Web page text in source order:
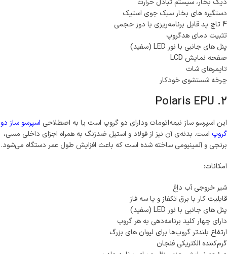
دستگیره های بخار سبک جوی استیک
4 تاچ پد قابل برنامه‌ریزی با دوز حجمی
تثبیت دمای هدگروپ
پنل های جانبی با نور LED (سفید)
صفحه نمایش LCD
تایمرهای شات
چرخه شستشوی خودکار
2. Polaris EPU
این اسپرسو ساز نیمه‌اتومات ودارای دو گروپ است یا به اصطلاحی اسپرسو ساز دو
گروپ است. بدنه‌ی آن نیز از فولاد و استیل ضدزنگ به همراه اجزای داخلی مسی،
برنجی و آلمینیومی ساخته شده است که باعث افزایش طول عمر دستگاه می‌شود.
امکانات:
شیر خروجی آب داغ
قابلیت کار با برق تکفاز و یا سه فاز
پنل های جانبی با نور LED (سفید)
دارای چهار کلید برنامه‌دهی به هر گروپ
ارتفاع بلندتر گروپ‌ها برای لیوان های بزرگ
گرم‌کننده الکتریکی فنجان